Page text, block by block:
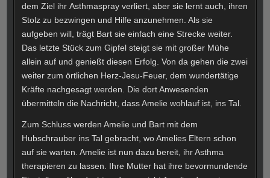
dem Ziel ihr Asthmaspray verliert, aber sie lernt auch, ihren
Stolz zu bezwingen und Hilfe anzunehmen. Als sie
aufgeben will, trägt Bart sie einfach eine Strecke weiter.
Das letzte Stück zum Gipfel steigt sie mit großer Mühe
allein auf und genießt diesen Erfolg. Von da gehen die zwei
weiter zum örtlichen Herz-Jesu-Feuer, dem wundertätige
Kräfte nachgesagt werden. Die dort Anwesenden
übermitteln die Nachricht, dass Amelie wohlauf ist, ins Tal.
Zum Schluss werden Amelie und Bart mit dem
Hubschrauber ins Tal gebracht, wo Amelies Eltern schon
auf sie warten. Amelie ist nun dazu bereit, ihr Asthma
therapieren zu lassen. Ihre Mutter hat ihre bevormundende